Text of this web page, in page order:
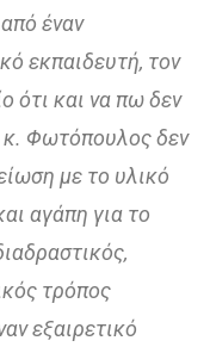
έναν
εκπαιδευτή, τον
ότι και να πω δεν
κ. Φωτόπουλος δεν
με το υλικό
αγάπη για το
τρόπος
εξαιρετικό